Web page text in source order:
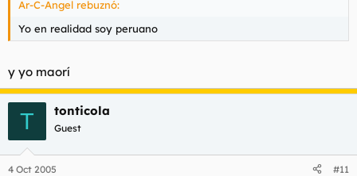
Ar-C-Angel rebuznó:
Yo en realidad soy peruano
y yo maorí
T tonticola
Guest
4 Oct 2005 #11